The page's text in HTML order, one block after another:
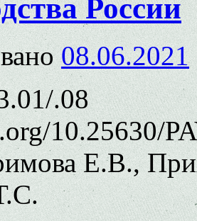
России
08.06.2021
.08
10.25630/
Е.В.,